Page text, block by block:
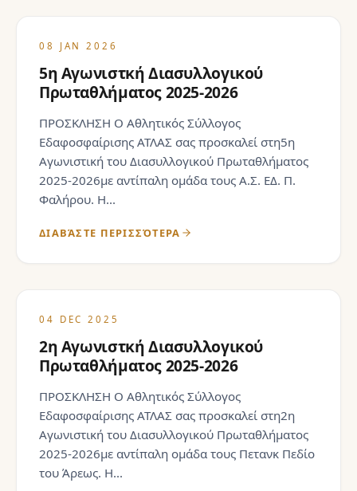
08 JAN 2026
5η Αγωνιστκή Διασυλλογικού
Πρωταθλήματος 2025-2026
ΠΡΟΣΚΛΗΣΗ Ο Αθλητικός Σύλλογος
Εδαφοσφαίρισης ΑΤΛΑΣ σας προσκαλεί στη5η
Αγωνιστική του Διασυλλογικού Πρωταθλήματος
2025-2026με αντίπαλη ομάδα τους Α.Σ. ΕΔ. Π.
Φαλήρου. Η...
ΔΙΑΒΆΣΤΕ ΠΕΡΙΣΣΌΤΕΡΑ
04 DEC 2025
2η Αγωνιστκή Διασυλλογικού
Πρωταθλήματος 2025-2026
ΠΡΟΣΚΛΗΣΗ Ο Αθλητικός Σύλλογος
Εδαφοσφαίρισης ΑΤΛΑΣ σας προσκαλεί στη2η
Αγωνιστική του Διασυλλογικού Πρωταθλήματος
2025-2026με αντίπαλη ομάδα τους Πετανκ Πεδίο
του Άρεως. Η...